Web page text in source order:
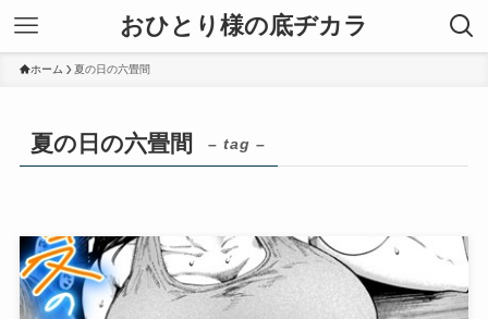
おひとり様の底ヂカラ
ホーム 夏の日の六畳間
夏の日の六畳間 – tag –